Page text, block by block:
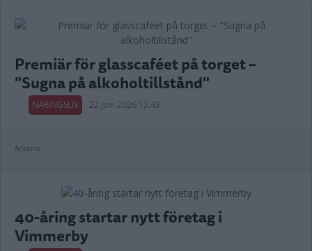
Premiär för glasscaféet på torget –
"Sugna på alkoholtillstånd"
NÄRINGSLIV 22 juni 2026 12.43
Annons:
40-åring startar nytt företag i
Vimmerby